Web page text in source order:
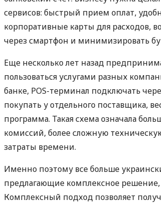
сервисов: быстрый прием оплат,
корпоративные карты для расходов,
через смартфон и минимизировать
Еще несколько лет назад
пользоваться услугами разных
банке, POS-терминал подключать
покупать у отдельного поставщика,
программа. Такая схема означала
комиссий, более сложную
затраты времени.
Именно поэтому все больше
предлагающие комплексное решение,
Комплексный подход позволяет